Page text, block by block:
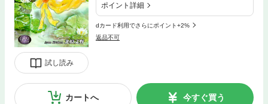
試し読み
ポイント詳細
dカード利用でさらにポイント+2%
返品不可
カートへ 今すぐ買う